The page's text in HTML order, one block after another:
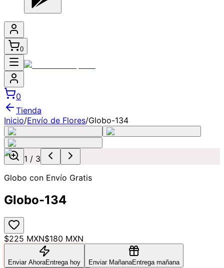
0
0
Tienda
Inicio/Envío de Flores/Globo-134
1 / 3
Globo con Envío Gratis
Globo-134
$225 MXN$180 MXN
Enviar AhoraEntrega hoy Enviar MañanaEntrega mañana